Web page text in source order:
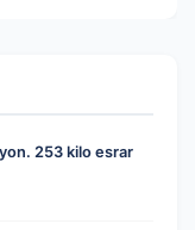
253 kilo esrar